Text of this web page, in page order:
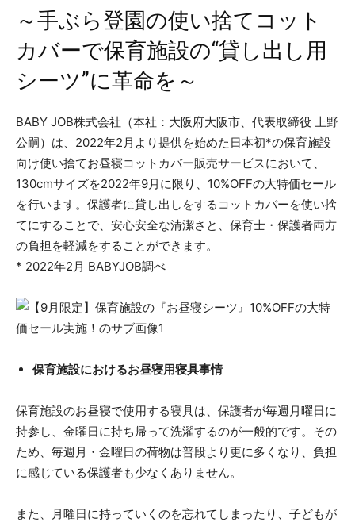
～手ぶら登園の使い捨てコット
カバーで保育施設の“貸し出し用
シーツ”に革命を～
BABY JOB株式会社（本社：大阪府大阪市、代表取締役 上野
公嗣）は、2022年2月より提供を始めた日本初*の保育施設
向け使い捨てお昼寝コットカバー販売サービスにおいて、
130cmサイズを2022年9月に限り、10%OFFの大特価セール
を行います。保護者に貸し出しをするコットカバーを使い捨
てにすることで、安心安全な清潔さと、保育士・保護者両方
の負担を軽減をすることができます。
* 2022年2月 BABYJOB調べ
保育施設におけるお昼寝用寝具事情
保育施設のお昼寝で使用する寝具は、保護者が毎週月曜日に
持参し、金曜日に持ち帰って洗濯するのが一般的です。その
ため、毎週月・金曜日の荷物は普段より更に多くなり、負担
に感じている保護者も少なくありません。
また、月曜日に持っていくのを忘れてしまったり、子どもが